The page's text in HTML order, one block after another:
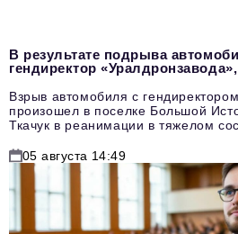
В результате подрыва
гендиректор
Взрыв автомобиля с
произошел в поселке Большой
Ткачук в реанимации в тяжелом
05 августа 14:49